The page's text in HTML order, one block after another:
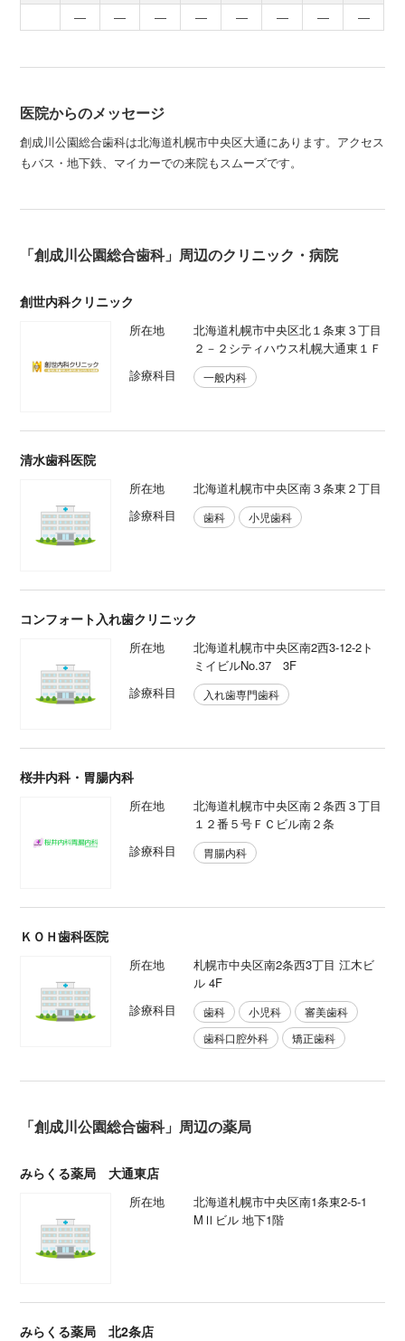
―
― ― ― ― ― ― ―
医院からのメッセージ
創成川公園総合歯科は北海道札幌市中央区大通にあります。アクセス
もバス・地下鉄、マイカーでの来院もスムーズです。
「創成川公園総合歯科」周辺のクリニック・病院
創世内科クリニック
所在地
北海道札幌市中央区北１条東３丁目
２－２シティハウス札幌大通東１Ｆ
診療科目
一般内科
清水歯科医院
所在地
北海道札幌市中央区南３条東２丁目
診療科目
歯科 小児歯科
コンフォート入れ歯クリニック
所在地
北海道札幌市中央区南2西3-12-2ト
ミイビルNo.37 3F
診療科目
入れ歯専門歯科
桜井内科・胃腸内科
所在地
北海道札幌市中央区南２条西３丁目
１２番５号ＦＣビル南２条
診療科目
胃腸内科
ＫＯＨ歯科医院
所在地
札幌市中央区南2条西3丁目 江木ビ
ル 4F
診療科目
歯科 小児科
審美歯科
歯科口腔外科
矯正歯科
「創成川公園総合歯科」周辺の薬局
みらくる薬局 大通東店
所在地
北海道札幌市中央区南1条東2-5-1
MⅡビル 地下1階
みらくる薬局 北2条店